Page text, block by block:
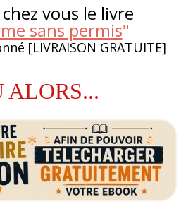
chez vous le livre
sans permis"
[LIVRAISON GRATUITE]
ALORS...